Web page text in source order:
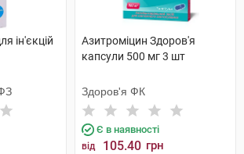
ін'єкцій
Азитроміцин Здоров'я
капсули 500 мг 3 шт
Здоров'я ФК
Є в наявності
від 105.40 грн